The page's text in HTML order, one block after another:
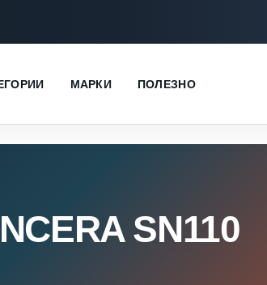
МАРКИ ПОЛЕЗНО
SN110